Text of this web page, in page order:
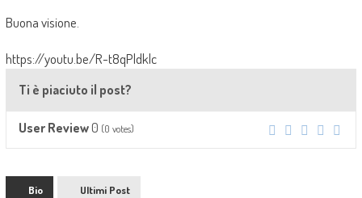
Buona visione.
https://youtu.be/R-t8qPldklc
Ti è piaciuto il post?
User Review0 (0 votes)
Bio Ultimi Post